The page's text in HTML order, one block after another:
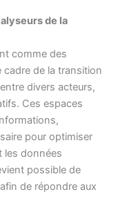
de la
comme des
de la transition
divers acteurs,
Ces espaces
pour optimiser
les données
possible de
de répondre aux